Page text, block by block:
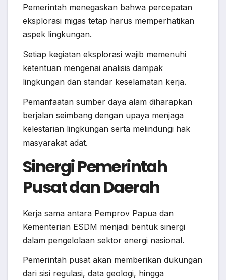
Pemerintah menegaskan bahwa percepatan
eksplorasi migas tetap harus memperhatikan
aspek lingkungan.
Setiap kegiatan eksplorasi wajib memenuhi
ketentuan mengenai analisis dampak
lingkungan dan standar keselamatan kerja.
Pemanfaatan sumber daya alam diharapkan
berjalan seimbang dengan upaya menjaga
kelestarian lingkungan serta melindungi hak
masyarakat adat.
Sinergi Pemerintah
Pusat dan Daerah
Kerja sama antara Pemprov Papua dan
Kementerian ESDM menjadi bentuk sinergi
dalam pengelolaan sektor energi nasional.
Pemerintah pusat akan memberikan dukungan
dari sisi regulasi, data geologi, hingga